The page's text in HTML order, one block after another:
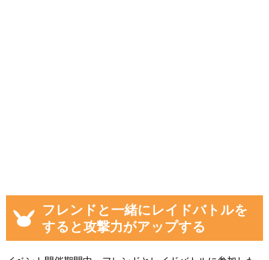
フレンドと一緒にレイドバトルを
すると攻撃力がアップする